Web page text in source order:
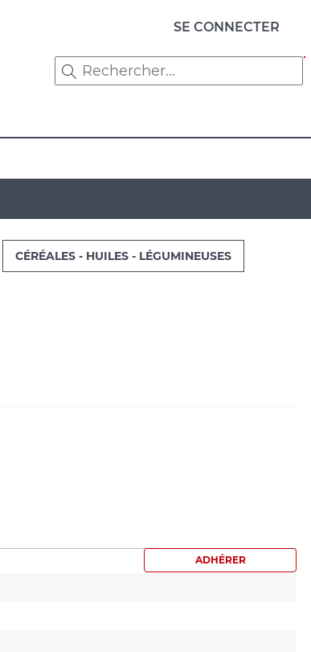
Menu
du
compte
l'utilisateur
SE CONNECTER
CÉRÉALES - HUILES - LÉGUMINEUSES
ADHÉRER